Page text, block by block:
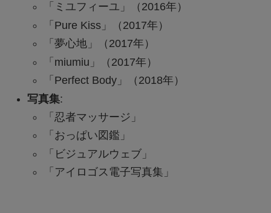
「ミユフィーユ」（2016年）
「Pure Kiss」（2017年）
「夢心地」（2017年）
「miumiu」（2017年）
「Perfect Body」（2018年）
写真集:
「忍者マッサージ」
「おっぱい図鑑」
「ビジュアルウェブ」
「アイロゴス電子写真集」